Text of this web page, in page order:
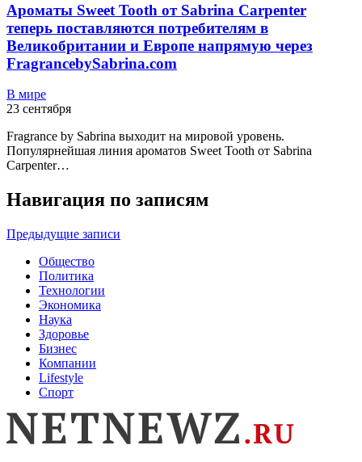
Ароматы Sweet Tooth от Sabrina Carpenter
теперь поставляются потребителям в
Великобритании и Европе напрямую через
FragrancebySabrina.com
В мире
23 сентября
Fragrance by Sabrina выходит на мировой уровень.
Популярнейшая линия ароматов Sweet Tooth от Sabrina
Carpenter…
Навигация по записям
Предыдущие записи
Общество
Политика
Технологии
Экономика
Наука
Здоровье
Бизнес
Компании
Lifestyle
Спорт